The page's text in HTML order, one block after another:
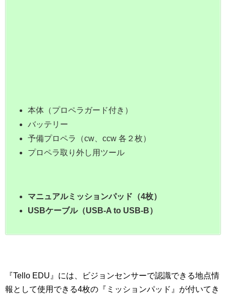
本体（プロペラガード付き）
バッテリー
予備プロペラ（cw、ccw 各２枚）
プロペラ取り外し用ツール
マニュアルミッションパッド（4枚）
USBケーブル（USB-A to USB-B）
『Tello EDU』には、ビジョンセンサーで認識できる地点情
報として使用できる4枚の『ミッションパッド』が付いてき